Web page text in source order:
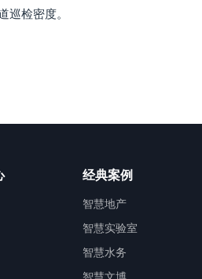
巡检密度。
经典案例
智慧地产
智慧实验室
智慧水务